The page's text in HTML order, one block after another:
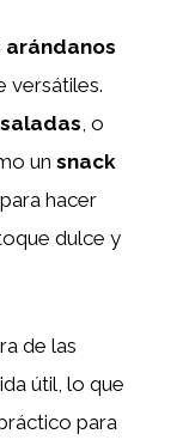
arándanos
versátiles.
, o
un snack
hacer
dulce y
de las
útil, lo que
para